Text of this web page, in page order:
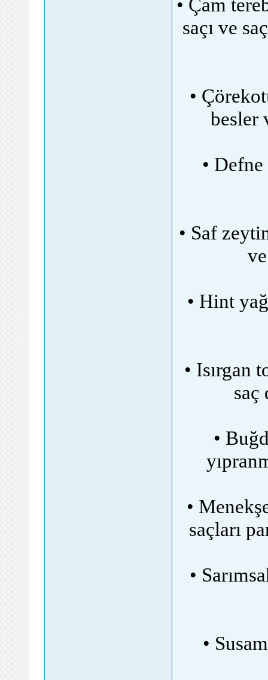
• Çam
saçı ve
•
besler
•
• Saf
• Hint
• Isırgan
saç
•
•
saçları
•
•